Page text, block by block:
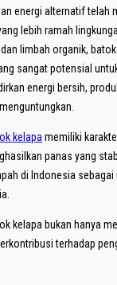
energi alternatif telah
lebih ramah
limbah organik,
sangat potensial
energi bersih,
kelapamemiliki
panas yang
di Indonesia sebagai
kelapa bukan hanya
terhadap